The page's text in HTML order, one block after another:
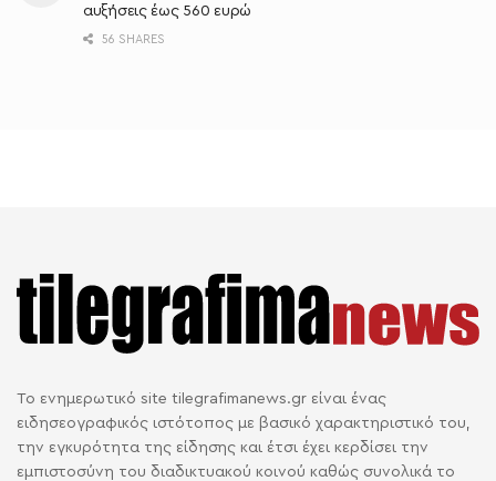
αυξήσεις έως 560 ευρώ
56 SHARES
Το ενημερωτικό site tilegrafimanews.gr είναι ένας
ειδησεογραφικός ιστότοπος με βασικό χαρακτηριστικό του,
την εγκυρότητα της είδησης και έτσι έχει κερδίσει την
εμπιστοσύνη του διαδικτυακού κοινού καθώς συνολικά το